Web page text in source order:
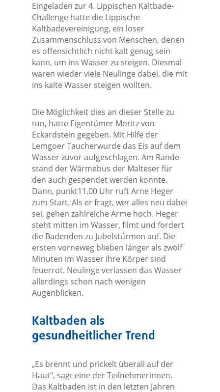
Eingeladen zur 4. Lippischen Kaltbade-
Challenge hatte die Lippische
Kaltbadevereinigung, ein loser
Zusammenschluss von Menschen, denen
es offensichtlich nicht kalt genug sein
kann, um ins Wasser zu steigen. Diesmal
waren wieder viele Neulinge dabei, die mit
ins kalte Wasser steigen wollten.
Die Möglichkeit dies an dieser Stelle zu
tun, hatte Eigentümer Moritz von
Eckardstein gegeben. Mit Hilfe der
Lemgoer Taucherwurde das Eis auf dem
Wasser zuvor aufgeschlagen. Am Rande
stand der Wärmebus der Malteser für
den auch gespendet werden konnte.
Dann, punkt11.00 Uhr ruft Arne Heger
zum Start. Als er fragt, wer alles neu dabei
sei, gehen zahlreiche Arme hoch. Heger
steht mitten im Wasser, filmt und fordert
die Badenden zu Jubelstürmen auf. Die
ersten vorneweg blieben länger als zwölf
Minuten im Wasser ihre Körper sind
feuerrot. Neulinge verlassen das Wasser
allerdings schon nach wenigen
Augenblicken.
Kaltbaden als
gesundheitlicher Trend
„Es brennt und prickelt überall auf der
Haut“, sagt eine der Teilnehmerinnen.
Das Kaltbaden ist in den letzten Jahren